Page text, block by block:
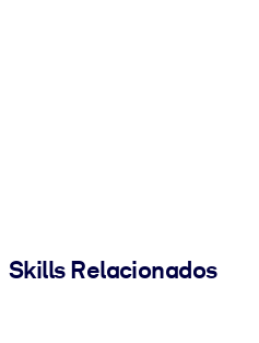
Skills Relacionados